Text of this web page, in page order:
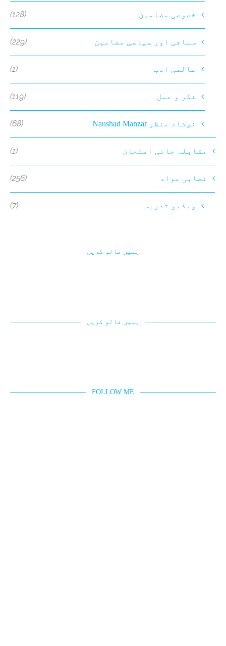
خصوصی مضامین (128)
سماجی اور سیاسی مضامین (229)
عالمی ادب (1)
فکر و عمل (119)
نوشاد منظر Naushad Manzar (68)
مقابلہ جاتی امتحان (1)
نصابی مواد (256)
ویڈیو تدریس (7)
ہمیں فالو کریں
ہمیں فالو کریں
FOLLOW ME